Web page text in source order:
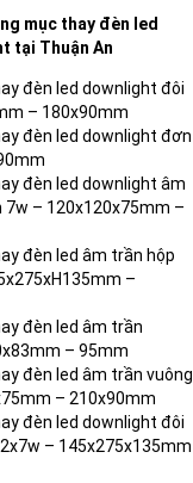
mục thay đèn led
tại Thuận An
đèn led downlight đôi
– 180x90mm
đèn led downlight đơn
đèn led downlight âm
– 120x120x75mm –
đèn led âm trần hộp
–
đèn led âm trần
– 95mm
đèn led âm trần vuông
– 210x90mm
đèn led downlight đôi
– 145x275x135mm